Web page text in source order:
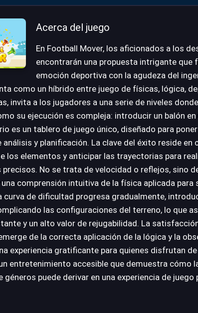
Acerca del juego
En Football Mover, los aficionados a los
encontrarán una propuesta intrigante que
emoción deportiva con la agudeza del
como un híbrido entre juego de físicas, lógica,
invita a los jugadores a una serie de niveles
su ejecución es compleja: introducir un balón en
es un tablero de juego único, diseñado para
análisis y planificación. La clave del éxito reside en
los elementos y anticipar las trayectorias para
No se trata de velocidad o reflejos, sino
comprensión intuitiva de la física aplicada para
curva de dificultad progresa gradualmente,
las configuraciones del terreno, lo que
y un alto valor de rejugabilidad. La
de la correcta aplicación de la lógica y la
experiencia gratificante para quienes disfrutan
entretenimiento accesible que demuestra cómo
géneros puede derivar en una experiencia de juego